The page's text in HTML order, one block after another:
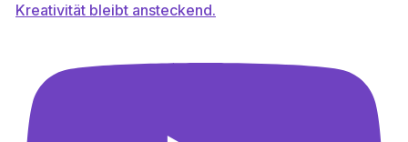
Kreativität bleibt ansteckend.